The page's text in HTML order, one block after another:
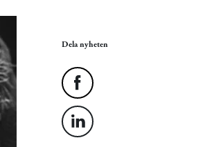
Dela nyheten